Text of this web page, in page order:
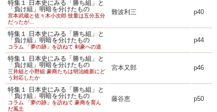
特集１ 日本史にみる「勝ち組」と
「負け組」明暗を分けたもの
宮本武蔵と佐々木小次郎 技量は五分五分
だったが…
難波利三 p40
特集１ 日本史にみる「勝ち組」と
「負け組」明暗を分けたもの
コラム 「夢の跡」を訪ねて 剣豪への道
p44
特集１ 日本史にみる「勝ち組」と
「負け組」明暗を分けたもの
三井組と小野組 豪商たちは明治維新にど
う対応したか
宮本又郎 p46
特集１ 日本史にみる「勝ち組」と
「負け組」明暗を分けたもの
コラム 「夢の跡」を訪ねて 豪商を育ん
だ風土
藤谷恵 p50